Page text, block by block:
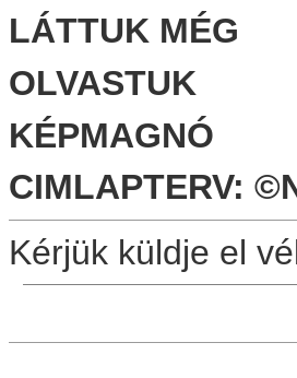
LÁTTUK MÉG
OLVASTUK
KÉPMAGNÓ
CIMLAPTERV:
Kérjük küldje el